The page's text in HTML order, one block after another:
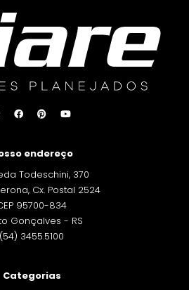
endereço
Todeschini, 370
Cx. Postal 2524
95700-834
Gonçalves - RS
(54) 3455.5100
Categorias